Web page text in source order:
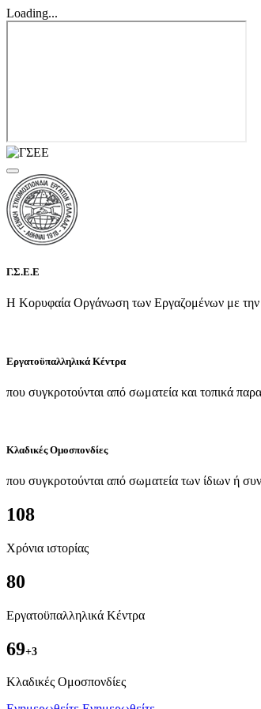
Loading...
Γ.Σ.Ε.Ε
Η Κορυφαία Οργάνωση των Εργαζομένων με την
Εργατοϋπαλληλικά Κέντρα
που συγκροτούνται από σωματεία και τοπικά
Κλαδικές Ομοσπονδίες
που συγκροτούνται από σωματεία των ίδιων ή
108
Χρόνια ιστορίας
80
Εργατοϋπαλληλικά Κέντρα
69+3
Kλαδικές Ομοσπονδίες